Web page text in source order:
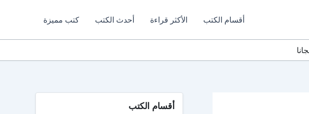
أقسام الكتب الأكثر قراءة أحدث الكتب كتب مميزة
أقسام الكتب